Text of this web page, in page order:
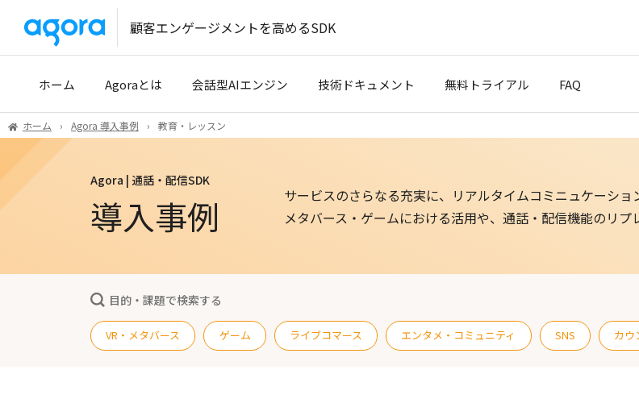
顧客エンゲージメントを高めるSDK
ホーム Agoraとは
開発パートナー
会話型AIエンジン 技術ドキュメント
技術サポート
無料トライアル FAQ
ホーム Agora 導入事例 教育・レッスン
Agora | 通話・配信SDK
導入事例
サービスのさらなる充実に、リアルタイムコミニュケーショ
メタバース・ゲームにおける活用や、通話・配信機能のリプ
目的・課題で検索する
VR・メタバース ゲーム ライブコマース エンタメ・コミュニティ SNS カウ